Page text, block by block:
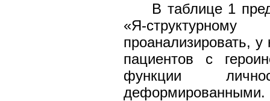
В таблице 1
«Я-
проанализировать, у
пациентов с
функции
деформированными.